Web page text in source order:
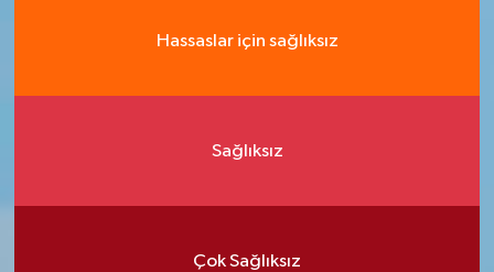
Hassaslar için sağlıksız
Sağlıksız
Çok Sağlıksız